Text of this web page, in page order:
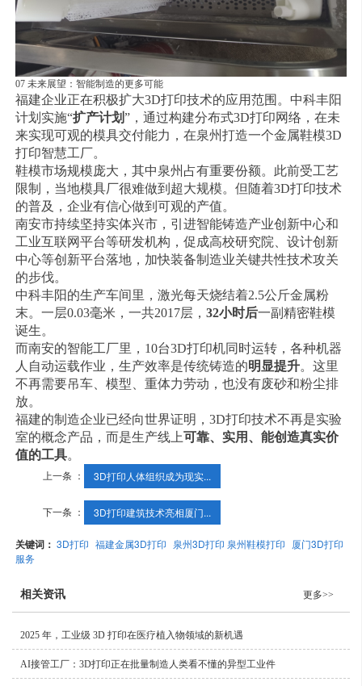
07 未来展望：智能制造的更多可能
福建企业正在积极扩大3D打印技术的应用范围。中科丰阳
计划实施“扩产计划”，通过构建分布式3D打印网络，在未
来实现可观的模具交付能力，在泉州打造一个金属鞋模3D
打印智慧工厂。
鞋模市场规模庞大，其中泉州占有重要份额。此前受工艺
限制，当地模具厂很难做到超大规模。但随着3D打印技术
的普及，企业有信心做到可观的产值。
南安市持续坚持实体兴市，引进智能铸造产业创新中心和
工业互联网平台等研发机构，促成高校研究院、设计创新
中心等创新平台落地，加快装备制造业关键共性技术攻关
的步伐。
中科丰阳的生产车间里，激光每天烧结着2.5公斤金属粉
末。一层0.03毫米，一共2017层，32小时后一副精密鞋模
诞生。
而南安的智能工厂里，10台3D打印机同时运转，各种机器
人自动运载作业，生产效率是传统铸造的明显提升。这里
不再需要吊车、模型、重体力劳动，也没有废砂和粉尘排
放。
福建的制造企业已经向世界证明，3D打印技术不再是实验
室的概念产品，而是生产线上可靠、实用、能创造真实价
值的工具。
上一条 ：
3D打印人体组织成为现实...
下一条 ： 3D打印建筑技术亮相厦门...
关键词：3D打印 福建金属3D打印 泉州3D打印 泉州鞋模打印 厦门3D打印
服务
相关资讯 更多>>
2025 年，工业级 3D 打印在医疗植入物领域的新机遇
AI接管工厂：3D打印正在批量制造人类看不懂的异型工业件